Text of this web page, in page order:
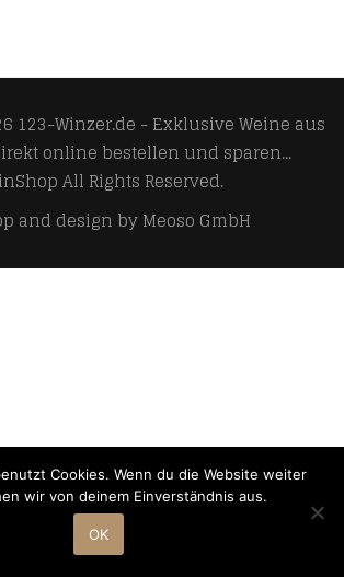
123-Winzer.de - Exklusive Weine aus
online bestellen und sparen...
All Rights Reserved.
and design byMeoso GmbH
Cookies. Wenn du die Website weiter
wir von deinem Einverständnis aus.
OK